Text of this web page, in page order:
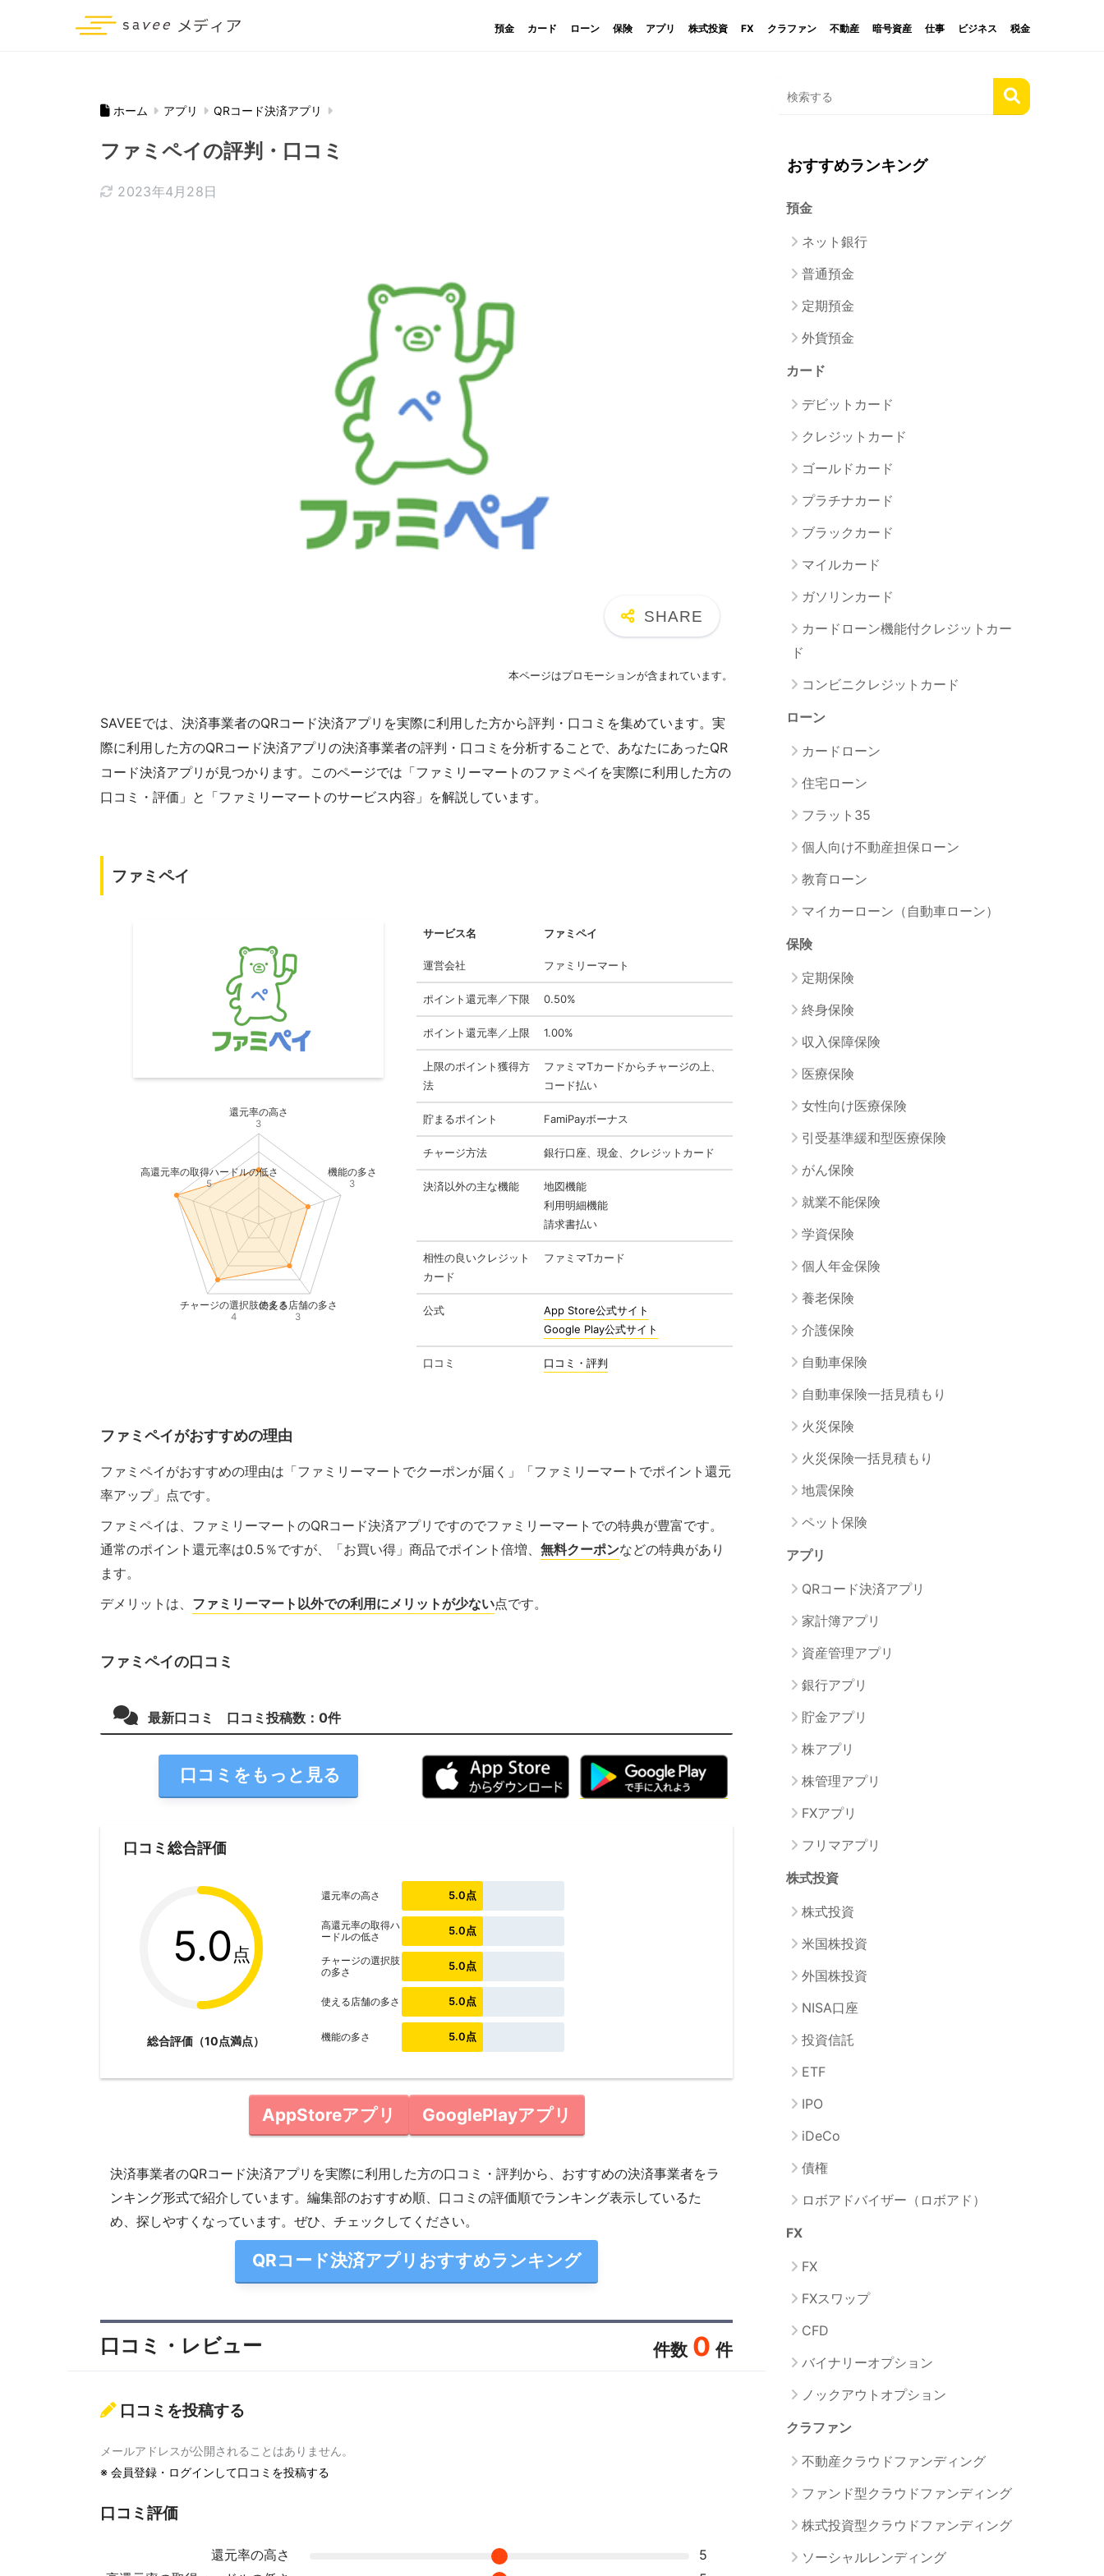
預金 カード ローン 保険 アプリ 株式投資 FX クラファン 不動産 暗号資産 仕事 ビジネス 税金
ホーム アプリ QRコード決済アプリ
ファミペイの評判・口コミ
2023年4月28日
本ページはプロモーションが含まれています。
SAVEEでは、決済事業者のQRコード決済アプリを実際に利用した方から評判・口コミを集めています。実
際に利用した方のQRコード決済アプリの決済事業者の評判・口コミを分析することで、あなたにあったQR
コード決済アプリが見つかります。このページでは「ファミリーマートのファミペイを実際に利用した方の
口コミ・評価」と「ファミリーマートのサービス内容」を解説しています。
口コミ・レビュー 件数 0 件
ファミペイ
還元率の高さ
3
高還元率の取得ハードルの低さ
5
チャージの選択肢の多さ
4
使える店舗の多さ
3
機能の多さ
3
サービス名 ファミペイ
運営会社 ファミリーマート
ポイント還元率／下限 0.50%
ポイント還元率／上限 1.00%
上限のポイント獲得方
法
ファミマTカードからチャージの上、
コード払い
貯まるポイント FamiPayボーナス
チャージ方法 銀行口座、現金、クレジットカード
決済以外の主な機能
地図機能
利用明細機能
請求書払い
相性の良いクレジット
カード
ファミマTカード
公式
App Store公式サイト
Google Play公式サイト
口コミ 口コミ・評判
ファミペイがおすすめの理由
ファミペイがおすすめの理由は「ファミリーマートでクーポンが届く」「ファミリーマートでポイント還元
率アップ」点です。
ファミペイは、ファミリーマートのQRコード決済アプリですのでファミリーマートでの特典が豊富です。
通常のポイント還元率は0.5％ですが、「お買い得」商品でポイント倍増、 無料クーポンなどの特典があり
ます。
デメリットは、 ファミリーマート以外での利用にメリットが少ない点です。
ファミペイの口コミ
最新口コミ 口コミ投稿数： 0件
口コミをもっと見る
AppStoreアプリ GooglePlayアプリ
決済事業者のQRコード決済アプリを実際に利用した方の口コミ・評判から、おすすめの決済事業者をラ
ンキング形式で紹介しています。編集部のおすすめ順、口コミの評価順でランキング表示しているた
め、探しやすくなっています。ぜひ、チェックしてください。
QRコード決済アプリおすすめランキング
口コミ総合評価
5.0点
総合評価（10点満点）
還元率の高さ 5.0点
高還元率の取得ハ
ードルの低さ
5.0点
チャージの選択肢
の多さ
5.0点
使える店舗の多さ 5.0点
機能の多さ 5.0点
口コミを投稿する
メールアドレスが公開されることはありません。
※ 会員登録・ログインして口コミを投稿する
口コミ評価
還元率の高さ
5
おすすめランキング
預金
ネット銀行
普通預金
定期預金
外貨預金
カード
デビットカード
クレジットカード
ゴールドカード
プラチナカード
ブラックカード
マイルカード
ガソリンカード
カードローン機能付クレジットカー
ド
コンビニクレジットカード
ローン
カードローン
住宅ローン
フラット35
個人向け不動産担保ローン
教育ローン
マイカーローン（自動車ローン）
保険
定期保険
終身保険
収入保障保険
医療保険
女性向け医療保険
引受基準緩和型医療保険
がん保険
就業不能保険
学資保険
個人年金保険
養老保険
介護保険
自動車保険
自動車保険一括見積もり
火災保険
火災保険一括見積もり
地震保険
ペット保険
アプリ
QRコード決済アプリ
家計簿アプリ
資産管理アプリ
銀行アプリ
貯金アプリ
株アプリ
株管理アプリ
FXアプリ
フリマアプリ
株式投資
株式投資
米国株投資
外国株投資
NISA口座
投資信託
ETF
IPO
iDeCo
債権
ロボアドバイザー（ロボアド）
FX
FX
FXスワップ
CFD
バイナリーオプション
ノックアウトオプション
クラファン
不動産クラウドファンディング
ファンド型クラウドファンディング
株式投資型クラウドファンディング
ソーシャルレンディング